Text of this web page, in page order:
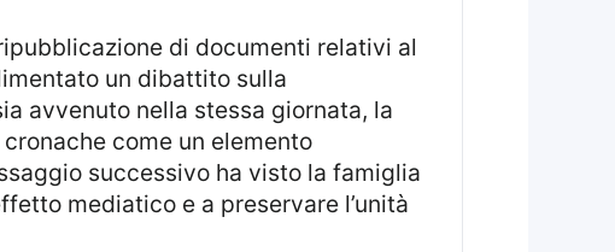
un dibattito sulla
avvenuto nella stessa giornata, la
come un elemento
successivo ha visto la famiglia
mediatico e a preservare l’unità